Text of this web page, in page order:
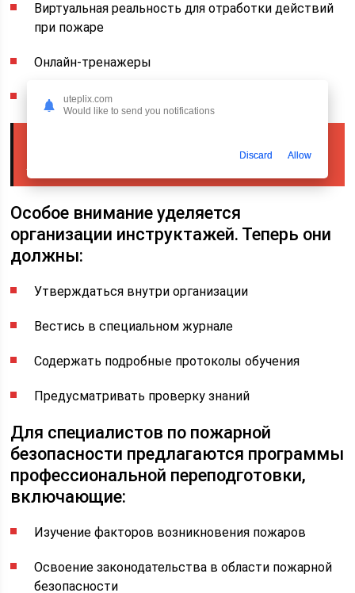
Виртуальная реальность для отработки действий
при пожаре
Онлайн-тренажеры
Системы дистанционного мониторинга знаний
Особое внимание уделяется
организации инструктажей. Теперь они
должны:
Утверждаться внутри организации
Вестись в специальном журнале
Содержать подробные протоколы обучения
Предусматривать проверку знаний
Для специалистов по пожарной
безопасности предлагаются программы
профессиональной переподготовки,
включающие:
Изучение факторов возникновения пожаров
Освоение законодательства в области пожарной
безопасности
uteplix.com
Would like to send you notifications
Discard Allow